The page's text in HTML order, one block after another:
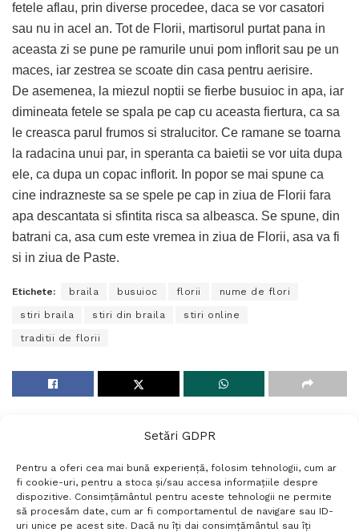
Setări GDPR
Pentru a oferi cea mai bună experiență, folosim tehnologii, cum ar
fi cookie-uri, pentru a stoca și/sau accesa informațiile despre
dispozitive. Consimțământul pentru aceste tehnologii ne permite
să procesăm date, cum ar fi comportamentul de navigare sau ID-
uri unice pe acest site. Dacă nu îți dai consimțământul sau îți
fetele aflau, prin diverse procedee, daca se vor casatori
sau nu in acel an. Tot de Florii, martisorul purtat pana in
aceasta zi se pune pe ramurile unui pom inflorit sau pe un
maces, iar zestrea se scoate din casa pentru aerisire.
De asemenea, la miezul noptii se fierbe busuioc in apa, iar
dimineata fetele se spala pe cap cu aceasta fiertura, ca sa
le creasca parul frumos si stralucitor. Ce ramane se toarna
la radacina unui par, in speranta ca baietii se vor uita dupa
ele, ca dupa un copac inflorit. In popor se mai spune ca
cine indrazneste sa se spele pe cap in ziua de Florii fara
apa descantata si sfintita risca sa albeasca. Se spune, din
batrani ca, asa cum este vremea in ziua de Florii, asa va fi
si in ziua de Paste.
Etichete: braila busuioc florii nume de flori
stiri braila stiri din braila stiri online
traditii de florii